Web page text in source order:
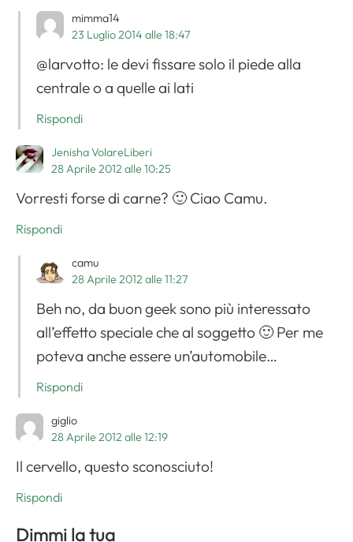
mimma14
23 Luglio 2014 alle 18:47
@larvotto: le devi fissare solo il piede alla
centrale o a quelle ai lati
Rispondi
Jenisha VolareLiberi
28 Aprile 2012 alle 10:25
Vorresti forse di carne? 🙂 Ciao Camu.
Rispondi
camu
28 Aprile 2012 alle 11:27
Beh no, da buon geek sono più interessato
all’effetto speciale che al soggetto 🙂 Per me
poteva anche essere un’automobile…
Rispondi
giglio
28 Aprile 2012 alle 12:19
Il cervello, questo sconosciuto!
Rispondi
Dimmi la tua